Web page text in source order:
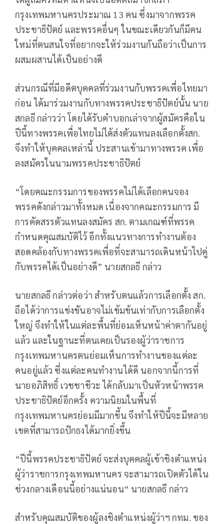
กรุงเทพมหานครประมาณ 13 คน ซึ่งมาจากพรรค
ประชาธิปัตย์ และพรรคอื่นๆ ในขณะเดียวกันก็มีคน
ใหม่ที่ตนสนใจที่อยากจะให้ร่วมงานกันถือว่าเป็นการ
ผสมผสานได้เป็นอย่างดี
ส่วนกรณีที่มีอดีตบุคคลที่ร่วมงานกับพรรคเพื่อไทยมา
ก่อน ได้มาร่วมงานกับทางพรรคประชาธิปัตย์นั้น นาย
สกลธี กล่าวว่า โดยได้รับคำบอกเล่าจากผู้สมัครคือใน
ปีนี้ทางพรรคเพื่อไทยไม่ได้ส่งตัวแทนลงเลือกตั้งสก.
จึงทำให้บุคคลเหล่านี้ ประสานเข้ามาทางพรรค เพื่อ
ลงสมัครในนามพรรคประชาธิปัตย์
“โดยคณะกรรมการของพรรคไม่ได้เลือกคนจอง
พรรคดังกล่าวมาทั้งหมด เนื่องจากคณะกรรมการ มี
การคัดสรรตัวแทนลงสมัคร สก. ตามเกณฑ์ที่พรรค
กำหนดคุณสมบัติไว้ อีกทั้งแนวทางการทำงานต้อง
สอดคล้องกับทางพรรคเพื่อที่จะสามารถเดินหน้าไปคู่
กับพรรคได้เป็นอย่างดี” นายสกลธี กล่าว
นายสกลธี กล่าวต่อว่า สำหรับตนแล้วการเลือกตั้ง สก.
ถือได้ว่าการแข่งขันอาจไม่เข้มข้นเท่ากับการเลือกตั้ง
ใหญ่ จึงทำให้ในแต่ละพื้นที่ย่อมเห็นหน้าค่าตากันอยู่
แล้ว และในฐานะที่ตนเคยเป็นรองผู้ว่าราชการ
กรุงเทพมหานครตนย่อมเห็นการทำงานของแต่ละ
คนอยู่แล้ว ซึ่งแต่ละคนทำงานได้ดี นอกจากนี้การที่
นายอภิสิทธิ์ เวชชาชีวะ ได้กลับมาเป็นหัวหน้าพรรค
ประชาธิปัตย์อีกครั้ง ความนิยมในพื้นที่
กรุงเทพมหานครย่อมมีมากขึ้น จึงทำให้ปีนี้จะมีหลาย
เขตที่สามารถปักธงได้มากยิ่งขึ้น
“ปีนี้พรรคประชาธิปัตย์ จะส่งบุคคลผู้เข้าชิงตำแหน่ง
ผู้ว่าราชการกรุงเทพมหานคร จะสามารถเปิดตัวได้ใน
ช่วงกลางเดือนนี้อย่างแน่นอน“ นายสกลธี กล่าว
สำหรับคุณสมบัติของผู้ลงชิงตำแหน่งผู้ว่าฯ กทม. ของ